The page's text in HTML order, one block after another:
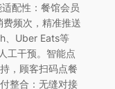
配性：餐馆会员
频次，精准推送
、Uber Eats等
工干预。智能点
，顾客扫码点餐
整合：无缝对接